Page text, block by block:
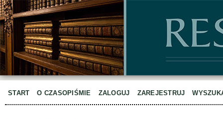
START O CZASOPIŚMIE ZALOGUJ ZAREJESTRUJ